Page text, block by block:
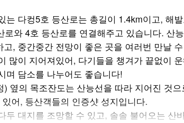
는 다컹5호 등산로는 총길이 1.4km이고, 해
로와 4호 등산로를 연결해주고 있습니다. 산
고, 중간중간 전망이 좋은 곳을 여러번 만날
많이 지어져있어, 다기들을 챙겨가 끝없이
며 담소를 나누어도 좋습니다!
) 옆의 목조잔도는 산능선을 따라 지어진 것
어, 등산객들의 인증샷 성지입니다.
두 대지를 조망할 수 있고, 솔솔 불어오는 산